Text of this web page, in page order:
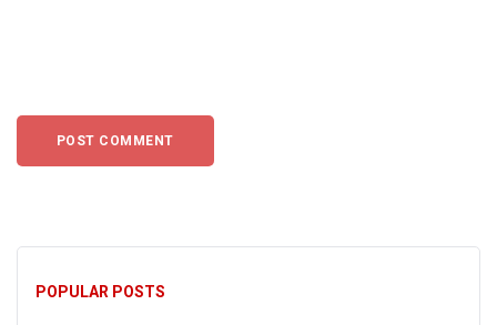
POPULAR POSTS